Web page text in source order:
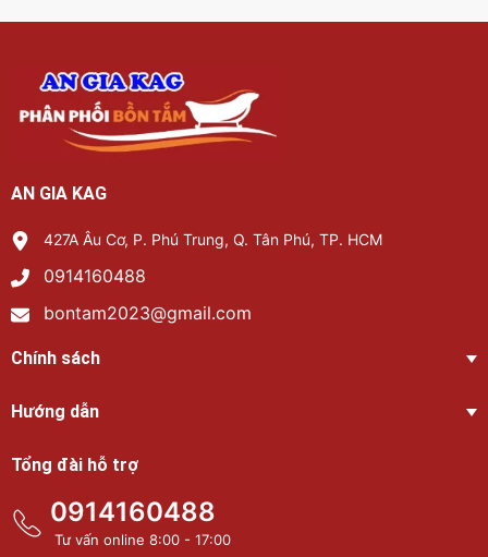
AN GIA KAG
427A Âu Cơ, P. Phú Trung, Q. Tân Phú, TP. HCM
0914160488
bontam2023@gmail.com
Chính sách
Hướng dẫn
Tổng đài hỗ trợ
0914160488
Tư vấn online 8:00 - 17:00